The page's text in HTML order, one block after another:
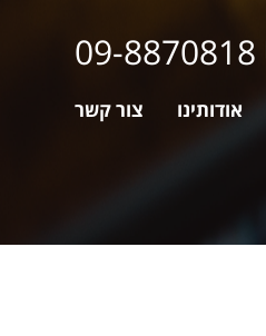
09-8870818
אודותינו צור קשר